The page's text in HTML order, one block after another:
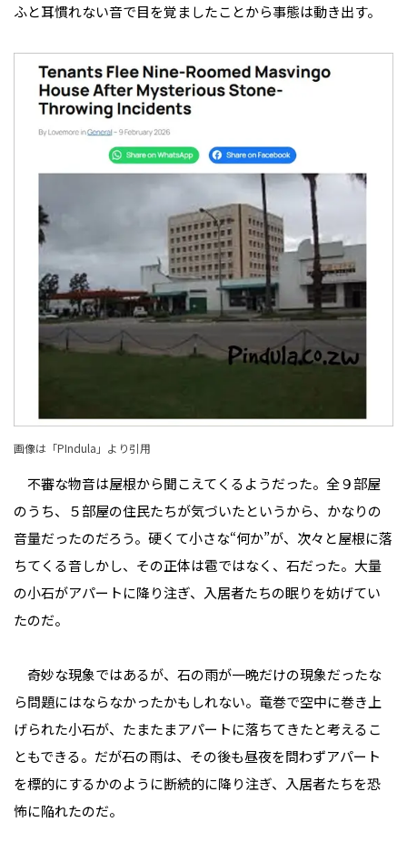
ふと耳慣れない音で目を覚ましたことから事態は動き出す。
画像は「PIndula 」より引用
不審な物音は屋根から聞こえてくるようだった。全９部屋
のうち、５部屋の住民たちが気づいたというから、かなりの
音量だったのだろう。硬くて小さな“何か”が、次々と屋根に落
ちてくる音――しかし、その正体は雹ではなく、石だった。大量
の小石がアパートに降り注ぎ、入居者たちの眠りを妨げてい
たのだ。
奇妙な現象ではあるが、石の雨が一晩だけの現象だったな
ら問題にはならなかったかもしれない。竜巻で空中に巻き上
げられた小石が、たまたまアパートに落ちてきたと考えるこ
ともできる。だが石の雨は、その後も昼夜を問わずアパート
を標的にするかのように断続的に降り注ぎ、入居者たちを恐
怖に陥れたのだ。